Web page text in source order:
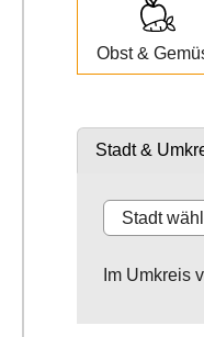
Obst &
Stadt &
Im Umkreis